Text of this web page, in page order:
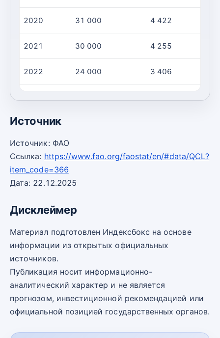
2020 31 000 4 422
2021 30 000 4 255
2022 24 000 3 406
Источник
Источник: ФАО
Ссылка: https://www.fao.org/faostat/en/#data/QCL?
item_code=366
Дата: 22.12.2025
Дисклеймер
Материал подготовлен Индексбокс на основе
информации из открытых официальных
источников.
Публикация носит информационно-
аналитический характер и не является
прогнозом, инвестиционной рекомендацией или
официальной позицией государственных органов.